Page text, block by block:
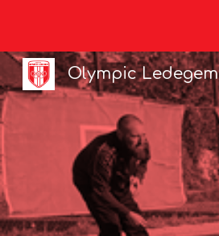
Olympic Ledegem